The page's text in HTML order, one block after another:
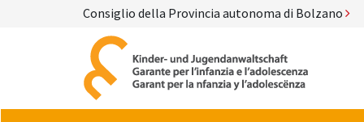
Consiglio della Provincia autonoma di Bolzano